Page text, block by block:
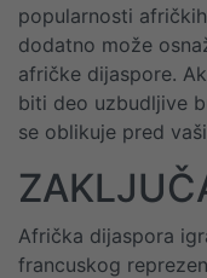
popularnosti
dodatno može
afričke dijaspore.
biti deo uzbudljive
se oblikuje pred
Afrička dijaspora
francuskog